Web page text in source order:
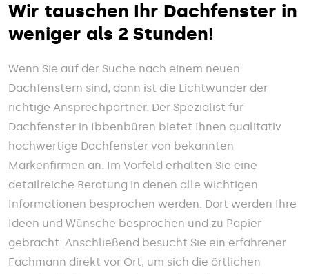
Wir tauschen Ihr Dachfenster in
weniger als 2 Stunden!
Wenn Sie auf der Suche nach einem neuen
Dachfenstern sind, dann ist die Lichtwunder der
richtige Ansprechpartner. Der Spezialist für
Dachfenster in Ibbenbüren bietet Ihnen qualitativ
hochwertige Dachfenster von bekannten
Markenfirmen an. Im Vorfeld erhalten Sie eine
detailreiche Beratung in denen alle wichtigen
Informationen besprochen werden. Dort werden Ihre
Ideen und Wünsche besprochen und zu Papier
gebracht. Anschließend besucht Sie ein erfahrener
Fachmann direkt vor Ort, um sich die örtlichen